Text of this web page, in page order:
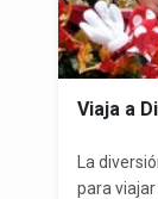
Viaja a
La
para viajar